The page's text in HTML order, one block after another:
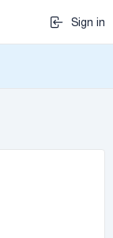
Sign in